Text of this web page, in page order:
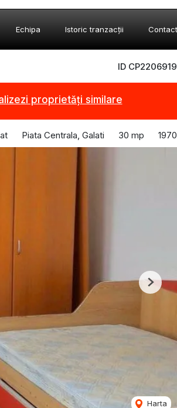
Echipa Istoric tranzacții Contact
ID CP2206919
proprietăți similare
Piata Centrala, Galati 30 mp 1970
Harta
Next